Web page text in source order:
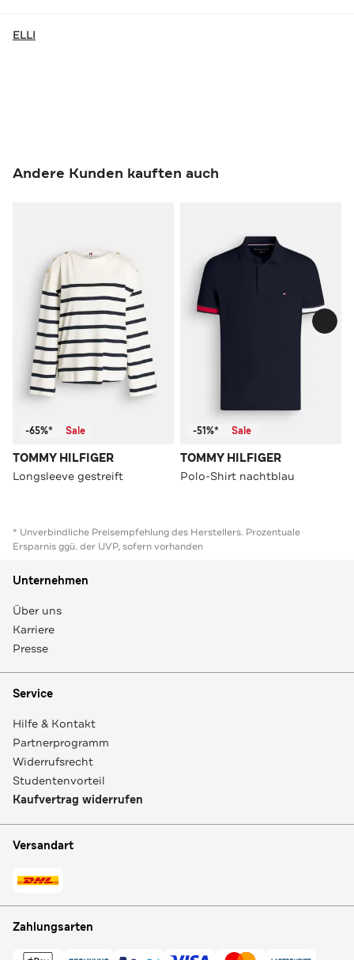
ELLI
Andere Kunden kauften auch
-65%* Sale
TOMMY HILFIGER
Longsleeve gestreift
-51%* Sale
TOMMY HILFIGER
Polo-Shirt nachtblau
* Unverbindliche Preisempfehlung des Herstellers. Prozentuale
Ersparnis ggü. der UVP, sofern vorhanden
Unternehmen
Über uns
Karriere
Presse
Service
Hilfe & Kontakt
Partnerprogramm
Widerrufsrecht
Studentenvorteil
Kaufvertrag widerrufen
Versandart
Zahlungsarten